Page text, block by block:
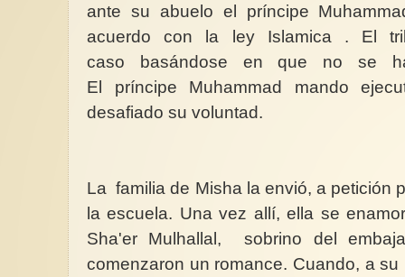
ante su abuelo el príncipe
acuerdo con la ley Islamica . El
caso basándose en que no se
El príncipe Muhammad mando
desafiado su voluntad.
La familia de Misha la envió, a petición
la escuela. Una vez allí, ella se
Sha'er Mulhallal, sobrino del
comenzaron un romance. Cuando, a
de WILPF
Desde principios del siglo XX,
una rama del feminismo se
organizó contra la guerra y para...
y el aplauso de las
Como feministas
es bueno para leer,
reivindicar y